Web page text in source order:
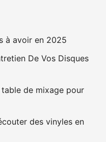
à avoir en 2025
De Vos Disques
de mixage pour
des vinyles en